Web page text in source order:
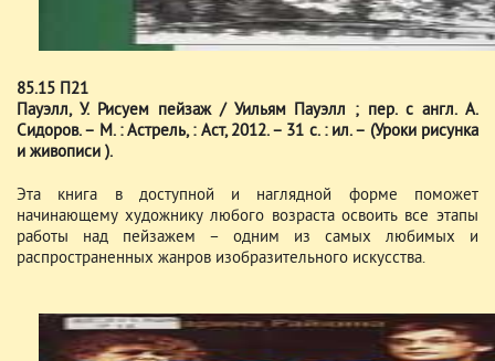
85.15 П21
Пауэлл, У. Рисуем пейзаж / Уильям Пауэлл ; пер. с англ. А.
Сидоров. – М. : Астрель, : Аст, 2012. – 31 с. : ил. – (Уроки рисунка
и живописи ).
Эта книга в доступной и наглядной форме поможет
начинающему художнику любого возраста освоить все этапы
работы над пейзажем – одним из самых любимых и
распространенных жанров изобразительного искусства.